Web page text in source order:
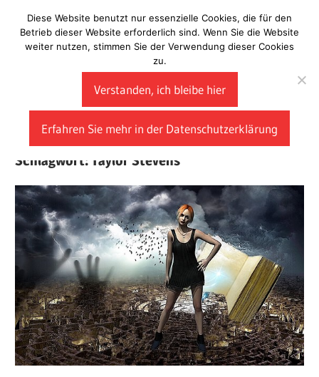
Inhalt
springen
Laberladen
Schlagwort: Taylor Stevens
Diese Website benutzt nur essenzielle Cookies, die für den
Betrieb dieser Website erforderlich sind. Wenn Sie die Website
weiter nutzen, stimmen Sie der Verwendung dieser Cookies
zu.
Verstanden, ich bleibe hier
Erfahren Sie mehr in der Datenschutzerklärung